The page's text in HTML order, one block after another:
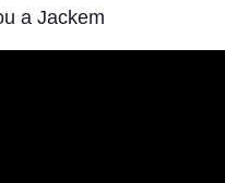
a Jackem